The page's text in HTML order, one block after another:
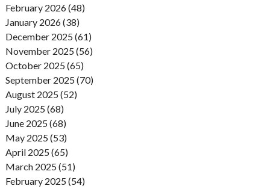
February 2026 (48)
January 2026 (38)
December 2025 (61)
November 2025 (56)
October 2025 (65)
September 2025 (70)
August 2025 (52)
July 2025 (68)
June 2025 (68)
May 2025 (53)
April 2025 (65)
March 2025 (51)
February 2025 (54)